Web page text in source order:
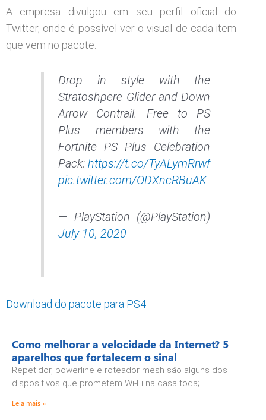
A empresa divulgou em seu perfil oficial do
Twitter, onde é possível ver o visual de cada item
que vem no pacote.
Drop in style with the
Stratoshpere Glider and Down
Arrow Contrail. Free to PS
Plus members with the
Fortnite PS Plus Celebration
Pack:https://t.co/TyALymRrwf
pic.twitter.com/ODXncRBuAK
— PlayStation (@PlayStation)
July 10, 2020
Download do pacote para PS4
Como melhorar a velocidade da Internet? 5
aparelhos que fortalecem o sinal
Repetidor, powerline e roteador mesh são alguns dos
dispositivos que prometem Wi-Fi na casa toda;
Leia mais »